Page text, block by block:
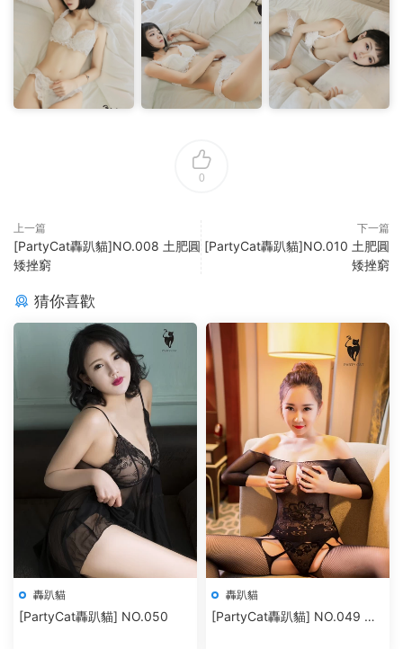
0
上一篇
[PartyCat轟趴貓]NO.008 土肥圓
矮挫窮
下一篇
[PartyCat轟趴貓]NO.010 土肥圓
矮挫窮
猜你喜歡
轟趴貓
[PartyCat轟趴貓] NO.050
轟趴貓
[PartyCat轟趴貓] NO.049 棉